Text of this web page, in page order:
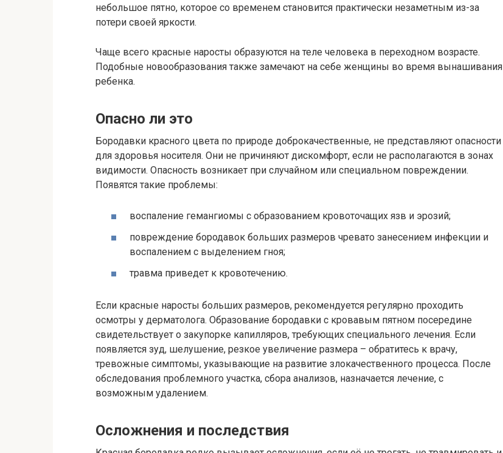
небольшое пятно, которое со временем становится практически незаметным из-за
потери своей яркости.
Чаще всего красные наросты образуются на теле человека в переходном возрасте.
Подобные новообразования также замечают на себе женщины во время вынашивания
ребенка.
Опасно ли это
Бородавки красного цвета по природе доброкачественные, не представляют опасности
для здоровья носителя. Они не причиняют дискомфорт, если не располагаются в зонах
видимости. Опасность возникает при случайном или специальном повреждении.
Появятся такие проблемы:
воспаление гемангиомы с образованием кровоточащих язв и эрозий;
повреждение бородавок больших размеров чревато занесением инфекции и
воспалением с выделением гноя;
травма приведет к кровотечению.
Если красные наросты больших размеров, рекомендуется регулярно проходить
осмотры у дерматолога. Образование бородавки с кровавым пятном посередине
свидетельствует о закупорке капилляров, требующих специального лечения. Если
появляется зуд, шелушение, резкое увеличение размера – обратитесь к врачу,
тревожные симптомы, указывающие на развитие злокачественного процесса. После
обследования проблемного участка, сбора анализов, назначается лечение, с
возможным удалением.
Осложнения и последствия